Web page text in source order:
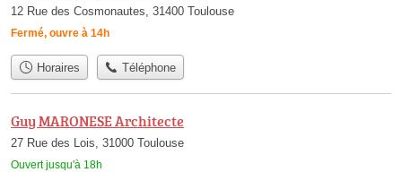
12 Rue des Cosmonautes, 31400 Toulouse
Fermé, ouvre à 14h
Horaires Téléphone
Guy MARONESE Architecte
27 Rue des Lois, 31000 Toulouse
Ouvert jusqu'à 18h